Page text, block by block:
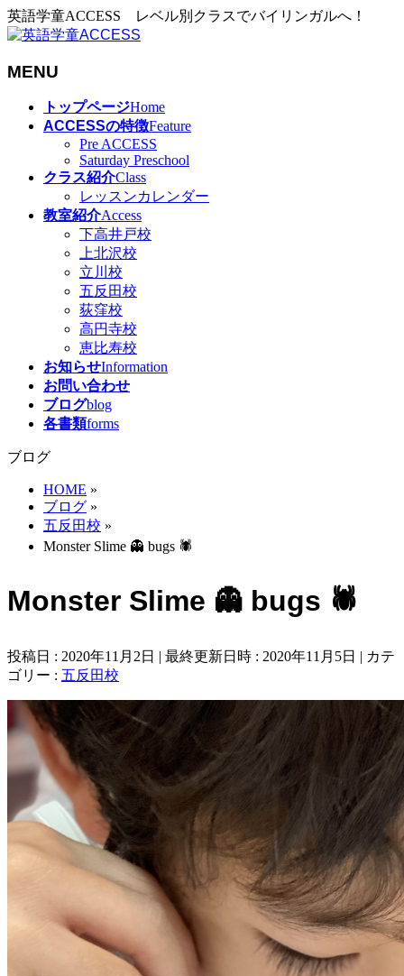
英語学童ACCESS レベル別クラスでバイリンガルへ！
MENU
トップページHome
ACCESSの特徴Feature
Pre ACCESS
Saturday Preschool
クラス紹介Class
レッスンカレンダー
教室紹介Access
下高井戸校
上北沢校
立川校
五反田校
荻窪校
高円寺校
恵比寿校
お知らせInformation
お問い合わせ
ブログblog
各書類forms
ブログ
HOME »
ブログ »
五反田校 »
Monster Slime 👻 bugs 🕷
Monster Slime 👻 bugs 🕷
投稿日 : 2020年11月2日 最終更新日時 : 2020年11月5日
カテ
ゴリー : 五反田校